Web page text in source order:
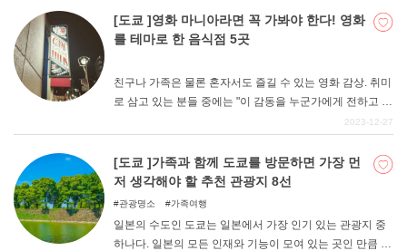
명소를 선정하여 수도권에서 당일치기 여행으로 추천할 만
한 관광 루트를 생각해 보았다. 자연과 해산물을 즐기고 싶
[도쿄 ]영화 마니아라면 꼭 가봐야 한다! 영화
를 테마로 한 음식점 5곳
친구나 가족은 물론 혼자서도 즐길 수 있는 영화 감상. 취미
로 삼고 있는 분들 중에는 "이 감동을 누군가에게 전하고 싶
다! ""더 많은 영화의 세계를 만끽하고 싶다 "라고 느끼시는
은 도쿄 시내에 있는 영화를 테마로 한 음식점을 소개합니
다.
2023-12-27
[도쿄 ]가족과 함께 도쿄를 방문하면 가장 먼
저 생각해야 할 추천 관광지 8선
관광명소 가족여행
일본의 수도인 도쿄는 일본에서 가장 인기 있는 관광지 중
하나다. 일본의 모든 인재와 기능이 모여 있는 곳인 만큼 볼